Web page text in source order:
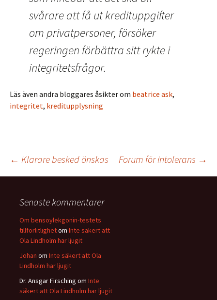
svårare att få ut kredituppgifter
om privatpersoner, försöker
regeringen förbättra sitt rykte i
integritetsfrågor.
Läs även andra bloggares åsikter om beatrice ask,
integritet, kreditupplysning
Inläggsnavigering
← Klarare besked önskas Forum för intolerans →
Senaste kommentarer
Om bensoylekgonin-testets
tillförlitlighetom Inte säkert att
Ola Lindholm har ljugit
Johan om Inte säkert att Ola
Lindholm har ljugit
Dr. Ansgar Firsching om Inte
säkert att Ola Lindholm har ljugit